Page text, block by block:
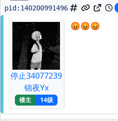
pid: 140200991496
停止34077239
锦夜Yx
楼主 14级
😡😡😡